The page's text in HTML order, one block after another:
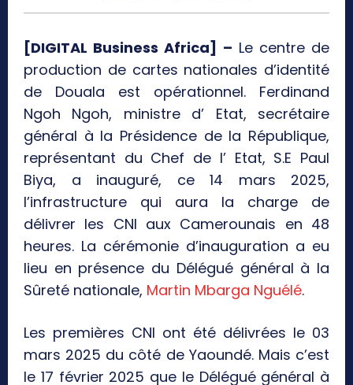
[DIGITAL Business Africa] – Le centre de
production de cartes nationales d’identité
de Douala est opérationnel. Ferdinand
Ngoh Ngoh, ministre d’ Etat, secrétaire
général à la Présidence de la République,
représentant du Chef de l’ Etat, S.E Paul
Biya, a inauguré, ce 14 mars 2025,
l’infrastructure qui aura la charge de
délivrer les CNI aux Camerounais en 48
heures. La cérémonie d’inauguration a eu
lieu en présence du Délégué général à la
Sûreté nationale, Martin Mbarga Nguélé.
Les premières CNI ont été délivrées le 03
mars 2025 du côté de Yaoundé. Mais c’est
le 17 février 2025 que le Délégué général à